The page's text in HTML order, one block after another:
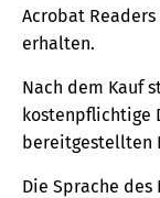
Acrobat
erhalten.
Nach dem Kauf
kostenpflichtige
bereitgestellten
Die Sprache des